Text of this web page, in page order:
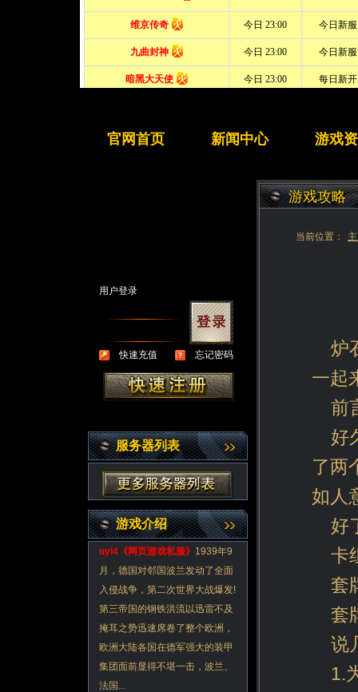
官网首页 新闻中心 游戏
用户登录
忘记密码
快速充值
服务器列表
游戏介绍
uyi4《网页游戏私服》 1939年9
月，德国对邻国波兰发动了全面
入侵战争，第二次世界大战爆发!
第三帝国的钢铁洪流以迅雷不及
掩耳之势迅速席卷了整个欧洲，
欧洲大陆各国在德军强大的装甲
集团面前显得不堪一击，波兰、
法国...
游戏攻略
当前位置：
炉
一起
前
好
了两
如人
好
卡
套
套
说
1.